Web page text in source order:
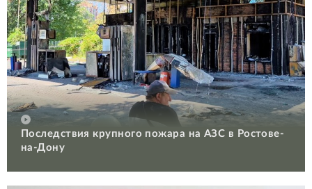
Последствия крупного пожара на АЗС в Ростове-
на-Дону